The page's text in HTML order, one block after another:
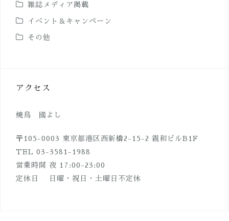
雑誌メディア掲載
イベント＆キャンペーン
その他
アクセス
焼鳥 國よし
〒105-0003 東京都港区西新橋2-15-2 親和ビルB1F
TEL 03-3581-1988
営業時間 夜 17:00-23:00
定休日 日曜・祝日・土曜日不定休